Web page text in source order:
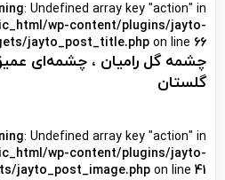
: Undefined array key "action" in
wp-content/plugins/jayto-
jayto_post_title.php on line 66
چشمه گل رامیان ، چشمه‌ای
گلستان
: Undefined array key "action" in
wp-content/plugins/jayto-
jayto_post_image.php on line 41